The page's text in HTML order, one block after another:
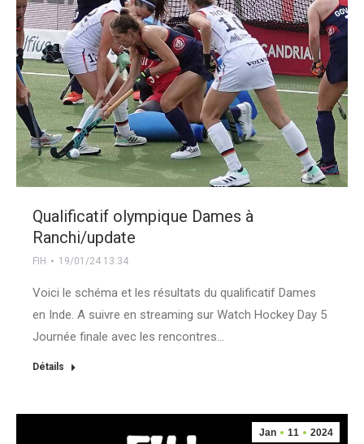
Qualificatif olympique Dames à
Ranchi/update
FIH 19/01/24 13:34
Voici le schéma et les résultats du qualificatif Dames
en Inde. A suivre en streaming sur Watch Hockey Day 5
Journée finale avec les rencontres…
Détails
Jan 11 2024